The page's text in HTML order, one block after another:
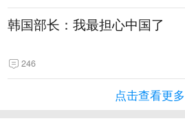
韩国部长：我最担心中国了
246
点击查看更多